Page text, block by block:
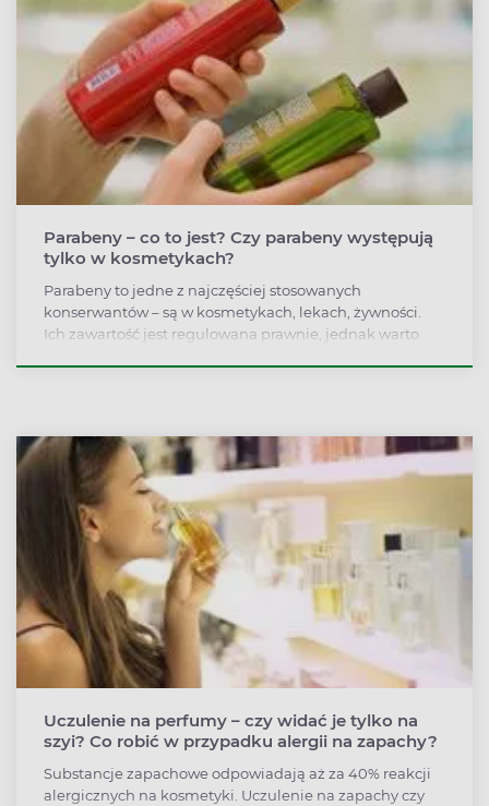
Parabeny – co to jest? Czy parabeny występują
tylko w kosmetykach?
Parabeny to jedne z najczęściej stosowanych
konserwantów – są w kosmetykach, lekach, żywności.
Ich zawartość jest regulowana prawnie, jednak warto
Uczulenie na perfumy – czy widać je tylko na
szyi? Co robić w przypadku alergii na zapachy?
Substancje zapachowe odpowiadają aż za 40% reakcji
alergicznych na kosmetyki. Uczulenie na zapachy czy